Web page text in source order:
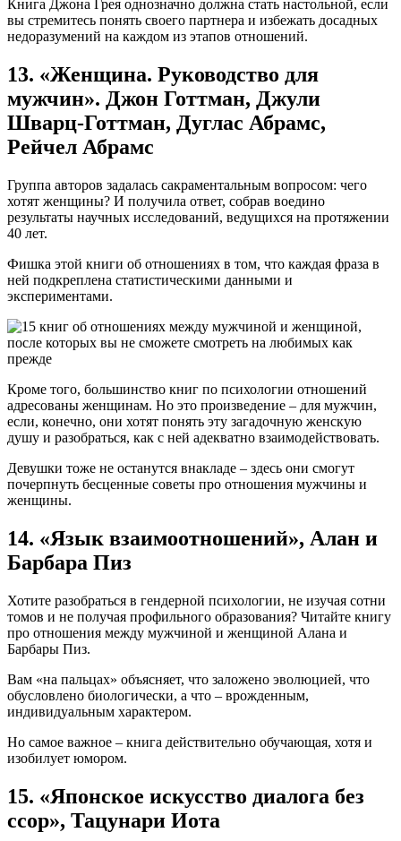
Книга Джона Грея однозначно должна стать настольной, если
вы стремитесь понять своего партнера и избежать досадных
недоразумений на каждом из этапов отношений.
13. «Женщина. Руководство для
мужчин». Джон Готтман, Джули
Шварц-Готтман, Дуглас Абрамс,
Рейчел Абрамс
Группа авторов задалась сакраментальным вопросом: чего
хотят женщины? И получила ответ, собрав воедино
результаты научных исследований, ведущихся на протяжении
40 лет.
Фишка этой книги об отношениях в том, что каждая фраза в
ней подкреплена статистическими данными и
экспериментами.
Кроме того, большинство книг по психологии отношений
адресованы женщинам. Но это произведение – для мужчин,
если, конечно, они хотят понять эту загадочную женскую
душу и разобраться, как с ней адекватно взаимодействовать.
Девушки тоже не останутся внакладе – здесь они смогут
почерпнуть бесценные советы про отношения мужчины и
женщины.
14. «Язык взаимоотношений», Алан и
Барбара Пиз
Хотите разобраться в гендерной психологии, не изучая сотни
томов и не получая профильного образования? Читайте книгу
про отношения между мужчиной и женщиной Алана и
Барбары Пиз.
Вам «на пальцах» объясняет, что заложено эволюцией, что
обусловлено биологически, а что – врожденным,
индивидуальным характером.
Но самое важное – книга действительно обучающая, хотя и
изобилует юмором.
15. «Японское искусство диалога без
ссор», Тацунари Иота